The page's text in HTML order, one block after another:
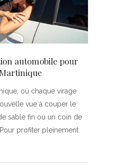
automobile pour
où chaque virage
vue à couper le
sable fin ou un coin de
profiter pleinement